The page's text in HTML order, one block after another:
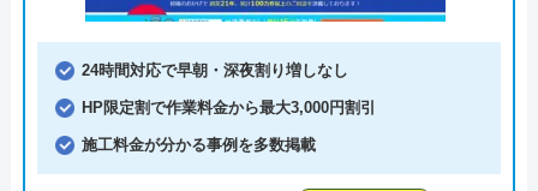
24時間対応で早朝・深夜割り増しなし
HP限定割で作業料金から最大3,000円割引
施工料金が分かる事例を多数掲載